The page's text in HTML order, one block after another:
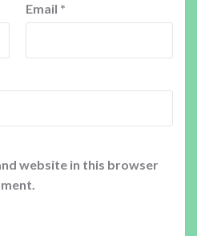
Email *
website in this browser